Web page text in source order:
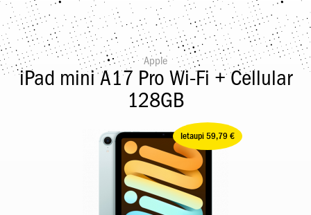
Apple
iPad mini A17 Pro Wi-Fi + Cellular
128GB
Ietaupi 59,79 €